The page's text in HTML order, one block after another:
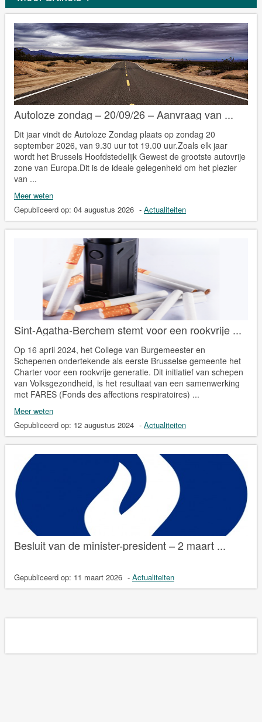
Autoloze zondag – 20/09/26 – Aanvraag van ...
Dit jaar vindt de Autoloze Zondag plaats op zondag 20
september 2026, van 9.30 uur tot 19.00 uur.Zoals elk jaar
wordt het Brussels Hoofdstedelijk Gewest de grootste autovrije
zone van Europa.Dit is de ideale gelegenheid om het plezier
van ...
Meer weten
Gepubliceerd op: 04 augustus 2026 - Actualiteiten
Sint-Agatha-Berchem stemt voor een rookvrije ...
Op 16 april 2024, het College van Burgemeester en
Schepenen ondertekende als eerste Brusselse gemeente het
Charter voor een rookvrije generatie. Dit initiatief van schepen
van Volksgezondheid, is het resultaat van een samenwerking
met FARES (Fonds des affections respiratoires) ...
Meer weten
Gepubliceerd op: 12 augustus 2024 - Actualiteiten
Besluit van de minister-president – 2 maart ...
Gepubliceerd op: 11 maart 2026 - Actualiteiten